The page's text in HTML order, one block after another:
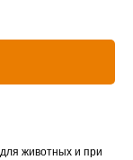
животных и при